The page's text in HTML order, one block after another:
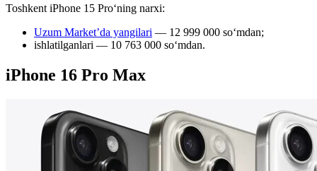
Toshkent iPhone 15 Proʻning narxi:
Uzum Market’da yangilari — 12 999 000 so‘mdan;
ishlatilganlari — 10 763 000 so‘mdan.
iPhone 16 Pro Max